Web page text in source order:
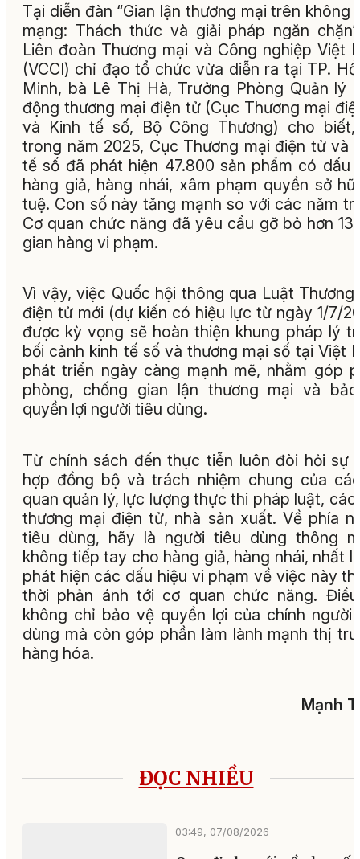
Tại diễn đàn “Gian lận thương mại trên không
mạng: Thách thức và giải pháp ngăn
Liên đoàn Thương mại và Công nghiệp Việt
(VCCI) chỉ đạo tổ chức vừa diễn ra tại TP. Hồ
Minh, bà Lê Thị Hà, Trưởng Phòng Quản lý
động thương mại điện tử (Cục Thương mại
và Kinh tế số, Bộ Công Thương) cho
trong năm 2025, Cục Thương mại điện tử và
tế số đã phát hiện 47.800 sản phẩm có dấu
hàng giả, hàng nhái, xâm phạm quyền sở
tuệ. Con số này tăng mạnh so với các năm
Cơ quan chức năng đã yêu cầu gỡ bỏ hơn
gian hàng vi phạm.
Vì vậy, việc Quốc hội thông qua Luật Thương
điện tử mới (dự kiến có hiệu lực từ ngày 1/7/
được kỳ vọng sẽ hoàn thiện khung pháp lý
bối cảnh kinh tế số và thương mại số tại Việt
phát triển ngày càng mạnh mẽ, nhằm góp
phòng, chống gian lận thương mại và
quyền lợi người tiêu dùng.
Từ chính sách đến thực tiễn luôn đòi hỏi sự
hợp đồng bộ và trách nhiệm chung của
quan quản lý, lực lượng thực thi pháp luật, các
thương mại điện tử, nhà sản xuất. Về phía
tiêu dùng, hãy là người tiêu dùng thông
không tiếp tay cho hàng giả, hàng nhái, nhất
phát hiện các dấu hiệu vi phạm về việc này
thời phản ánh tới cơ quan chức năng.
không chỉ bảo vệ quyền lợi của chính người
dùng mà còn góp phần làm lành mạnh thị
hàng hóa.
Mạnh
ĐỌC NHIỀU
03:49, 07/08/2026